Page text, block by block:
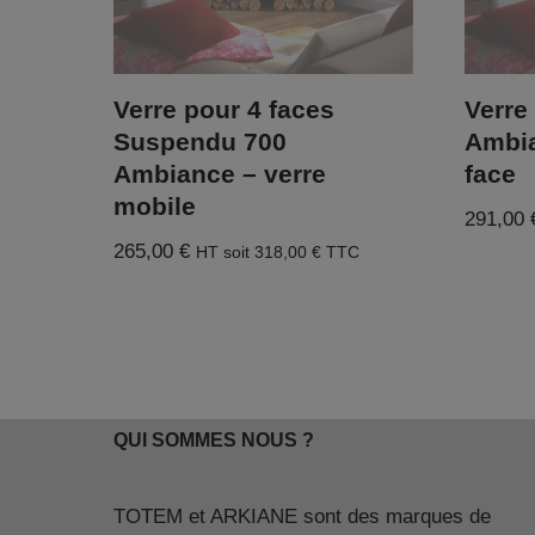
Verre pour 4 faces
Suspendu 700
Ambiance – verre
mobile
265,00 € HT soit 318,00 €TTC
face
291,00
QUI SOMMES NOUS ?
TOTEM et ARKIANE sont des marques de